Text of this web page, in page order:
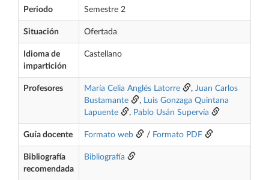
Periodo Semestre 2
Situación Ofertada
Idioma de
impartición
Castellano
Profesores María Celia Anglés Latorre , Juan Carlos
Bustamante
, Luis Gonzaga Quintana
Lapuente
, Pablo Usán Supervía
Guía docente Formato web / Formato PDF
Bibliografía
recomendada
Bibliografía